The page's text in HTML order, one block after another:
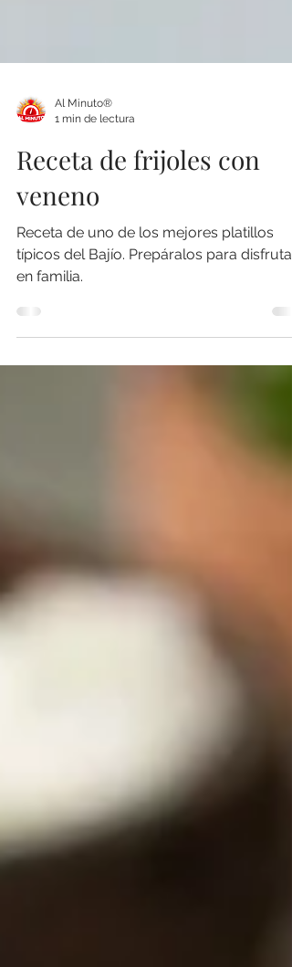
1 min de lectura
Receta de frijoles con
veneno
Receta de uno de los mejores platillos
típicos del Bajío. Prepáralos para disfrutar